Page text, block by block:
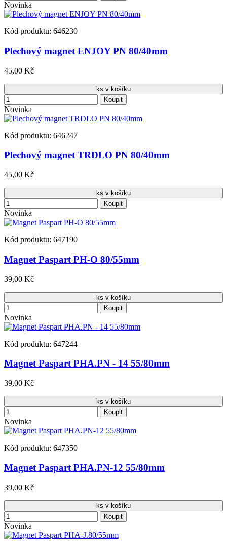
Novinka
Kód produktu: 646230
Plechový magnet ENJOY PN 80/40mm
45,00 Kč
ks v košíku
Koupit
Novinka
Kód produktu: 646247
Plechový magnet TRDLO PN 80/40mm
45,00 Kč
ks v košíku
Koupit
Novinka
Kód produktu: 647190
Magnet Paspart PH-O 80/55mm
39,00 Kč
ks v košíku
Koupit
Novinka
Kód produktu: 647244
Magnet Paspart PHA.PN - 14 55/80mm
39,00 Kč
ks v košíku
Koupit
Novinka
Kód produktu: 647350
Magnet Paspart PHA.PN-12 55/80mm
39,00 Kč
ks v košíku
Koupit
Novinka